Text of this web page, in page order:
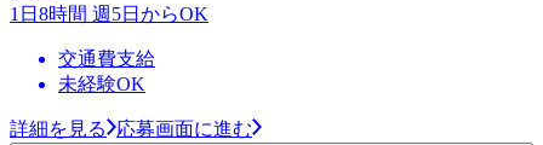
1日8時間 週5日からOK
交通費支給
未経験OK
詳細を見る 応募画面に進む